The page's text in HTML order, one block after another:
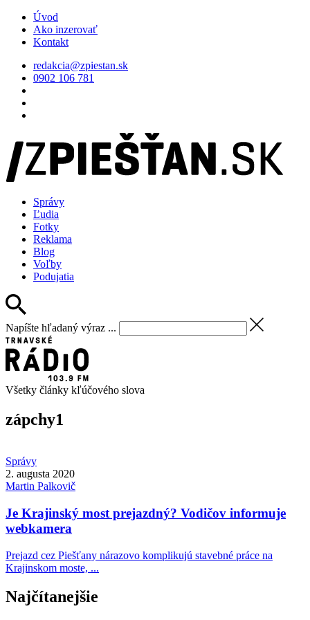
Úvod
Ako inzerovať
Kontakt
redakcia@zpiestan.sk
0902 106 781
Správy
Ľudia
Fotky
Reklama
Blog
Voľby
Podujatia
Napíšte hľadaný výraz ...
Všetky články kľúčového slova
zápchy1
Správy
2. augusta 2020
Martin Palkovič
Je Krajinský most prejazdný? Vodičov informuje
webkamera
Prejazd cez Piešťany nárazovo komplikujú stavebné práce na
Krajinskom moste, ...
Najčítanejšie